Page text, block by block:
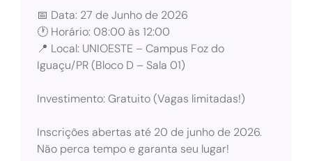
📅 Data: 27 de Junho de 2026
🕐 Horário: 08:00 às 12:00
📍 Local: UNIOESTE – Campus Foz do
Iguaçu/PR (Bloco D – Sala 01)
Investimento: Gratuito (Vagas limitadas!)
Inscrições abertas até 20 de junho de 2026.
Não perca tempo e garanta seu lugar!